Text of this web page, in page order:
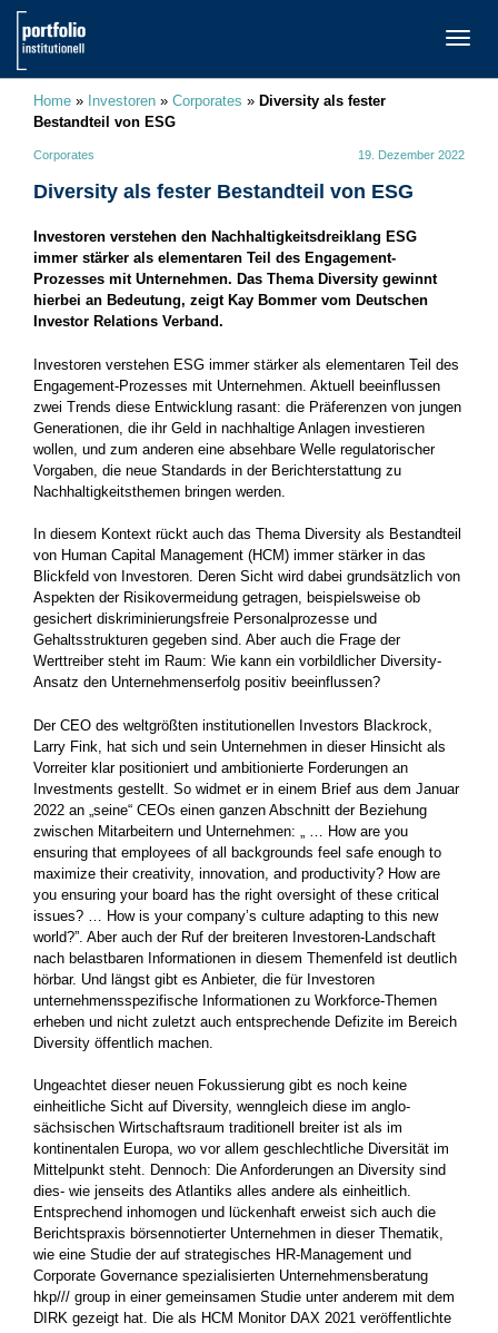
Home » Investoren » Corporates » Diversity als fester
Bestandteil von ESG
Corporates 19. Dezember 2022
Diversity als fester Bestandteil von ESG
Investoren verstehen den Nachhaltigkeitsdreiklang ESG
immer stärker als elementaren Teil des Engagement-
Prozesses mit Unternehmen. Das Thema Diversity gewinnt
hierbei an Bedeutung, zeigt Kay Bommer vom Deutschen
Investor Relations Verband.
Investoren verstehen ESG immer stärker als elementaren Teil des
Engagement-Prozesses mit Unternehmen. Aktuell beeinflussen
zwei Trends diese Entwicklung rasant: die Präferenzen von jungen
Generationen, die ihr Geld in nachhaltige Anlagen investieren
wollen, und zum anderen eine absehbare Welle regulatorischer
Vorgaben, die neue Standards in der Berichterstattung zu
Nachhaltigkeitsthemen bringen werden.
In diesem Kontext rückt auch das Thema Diversity als Bestandteil
von Human Capital Management (HCM) immer stärker in das
Blickfeld von Investoren. Deren Sicht wird dabei grundsätzlich von
Aspekten der Risikovermeidung getragen, beispielsweise ob
gesichert diskriminierungsfreie Personalprozesse und
Gehaltsstrukturen gegeben sind. Aber auch die Frage der
Werttreiber steht im Raum: Wie kann ein vorbildlicher Diversity-
Ansatz den Unternehmenserfolg positiv beeinflussen?
Der CEO des weltgrößten institutionellen Investors Blackrock,
Larry Fink, hat sich und sein Unternehmen in dieser Hinsicht als
Vorreiter klar positioniert und ambitionierte Forderungen an
Investments gestellt. So widmet er in einem Brief aus dem Januar
2022 an „seine“ CEOs einen ganzen Abschnitt der Beziehung
zwischen Mitarbeitern und Unternehmen: „ … How are you
ensuring that employees of all backgrounds feel safe enough to
maximize their creativity, innovation, and productivity? How are
you ensuring your board has the right oversight of these critical
issues? … How is your company’s culture adapting to this new
world?”. Aber auch der Ruf der breiteren Investoren-Landschaft
nach belastbaren Informationen in diesem Themenfeld ist deutlich
hörbar. Und längst gibt es Anbieter, die für Investoren
unternehmensspezifische Informationen zu Workforce-Themen
erheben und nicht zuletzt auch entsprechende Defizite im Bereich
Diversity öffentlich machen.
Ungeachtet dieser neuen Fokussierung gibt es noch keine
einheitliche Sicht auf Diversity, wenngleich diese im anglo-
sächsischen Wirtschaftsraum traditionell breiter ist als im
kontinentalen Europa, wo vor allem geschlechtliche Diversität im
Mittelpunkt steht. Dennoch: Die Anforderungen an Diversity sind
dies- wie jenseits des Atlantiks alles andere als einheitlich.
Entsprechend inhomogen und lückenhaft erweist sich auch die
Berichtspraxis börsennotierter Unternehmen in dieser Thematik,
wie eine Studie der auf strategisches HR-Management und
Corporate Governance spezialisierten Unternehmensberatung
hkp/// group in einer gemeinsamen Studie unter anderem mit dem
DIRK gezeigt hat. Die als HCM Monitor DAX 2021 veröffentlichte